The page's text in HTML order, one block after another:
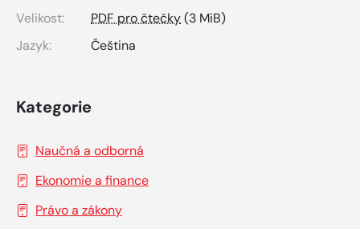
Velikost:
PDF pro čtečky(3 MiB)
Jazyk:
Čeština
Kategorie
Naučná a odborná
Ekonomie a finance
Právo a zákony